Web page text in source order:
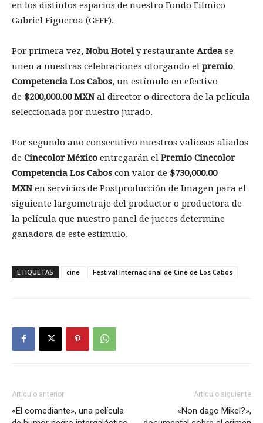
en los distintos espacios de nuestro Fondo Fílmico
Gabriel Figueroa (GFFF).
Por primera vez, Nobu Hotely restaurante Ardea se
unen a nuestras celebraciones otorgando el premio
Competencia Los Cabos, un estímulo en efectivo
de $200,000.00 MXNal director o directora de la película
seleccionada por nuestro jurado.
Por segundo año consecutivo nuestros valiosos aliados
de Cinecolor México entregarán el Premio Cinecolor
Competencia Los Cabos con valor de $730,000.00
MXNen servicios de Postproducción de Imagen para el
siguiente largometraje del productor o productora de
la película que nuestro panel de jueces determine
ganadora de este estímulo.
ETIQUETAS cine Festival Internacional de Cine de Los Cabos
Artículo anterior
«El comediante», una película
Artículo siguiente
«Non dago Mikel?»,